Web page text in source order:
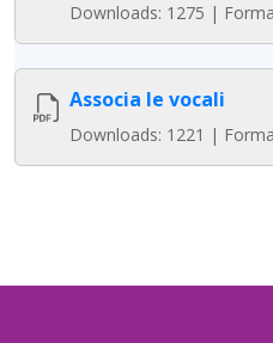
Downloads: 1275 |
Associa le vocali
Downloads: 1221 |